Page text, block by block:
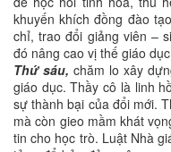
khuyến khích đồng đào
chỉ, trao đổi giảng viên –
đó nâng cao vị thế giáo
Thứ sáu, chăm lo xây
giáo dục. Thầy cô là linh
sự thành bại của đổi mới.
mà còn gieo mầm khát
tin cho học trò. Luật Nhà